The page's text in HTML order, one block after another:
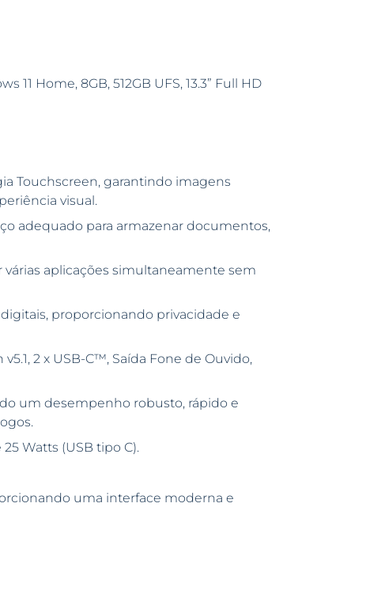
Home, 8GB, 512GB UFS, 13.3” Full HD
Touchscreen, garantindo imagens
visual.
adequado para armazenar documentos,
aplicações simultaneamente sem
proporcionando privacidade e
2 x USB-C™, Saída Fone de Ouvido,
um desempenho robusto, rápido e
Watts (USB tipo C).
uma interface moderna e